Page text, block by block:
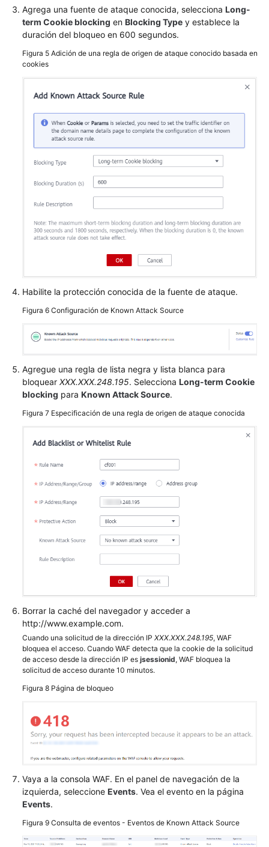
Gestión
de
Eventos
Habilitación
de
para
registro
de
Habilitación
notificaciones
de
de
políticas
Gestión
WAF
dedicado
Visualización
los
de
productos
de
Proyectos
de
permisos
Operaciones
clave
registradas
Monitoreo
Referencia
de
la
API
frecuentes
Agrega una fuente de ataque conocida, selecciona Long-
term Cookie blocking en Blocking Type y establece la
duración del bloqueo en 600 segundos.
Figura 5 Adición de una regla de origen de ataque conocido basada en
cookies
Habilite la protección conocida de la fuente de ataque.
Figura 6 Configuración de Known Attack Source
Agregue una regla de lista negra y lista blanca para
bloquear XXX.XXX.248.195. Selecciona Long-term Cookie
blocking para Known Attack Source.
Figura 7 Especificación de una regla de origen de ataque conocida
Borrar la caché del navegador y acceder a
http://www.example.com.
Cuando una solicitud de la dirección IP XXX.XXX.248.195, WAF
bloquea el acceso. Cuando WAF detecta que la cookie de la solicitud
de acceso desde la dirección IP es jsessionid, WAF bloquea la
solicitud de acceso durante 10 minutos.
Figura 8 Página de bloqueo
Vaya a la consola WAF. En el panel de navegación de la
izquierda, seleccione Events. Vea el evento en la página
Events.
Figura 9 Consulta de eventos - Eventos de Known Attack Source